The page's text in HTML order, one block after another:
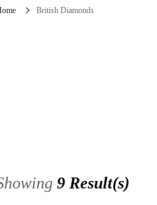
British Diamonds
9 Result(s)